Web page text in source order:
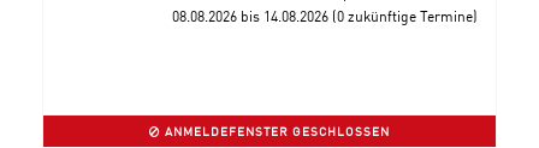
08.08.2026 bis 14.08.2026 (0 zukünftige Termine)
ANMELDEFENSTER GESCHLOSSEN